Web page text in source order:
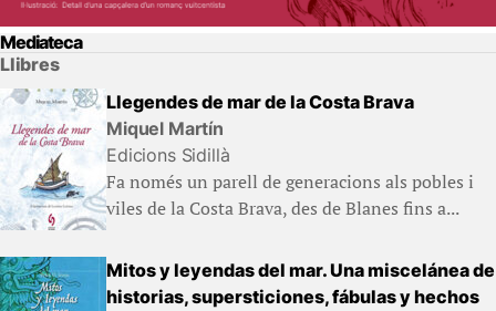
Mediateca
Llibres
Llegendes de mar de la Costa Brava
Miquel Martín
Edicions Sidillà
Fa només un parell de generacions als pobles i
viles de la Costa Brava, des de Blanes fins a...
Mitos y leyendas del mar. Una miscelánea de
historias, supersticiones, fábulas y hechos